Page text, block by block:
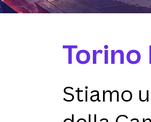
Stiamo